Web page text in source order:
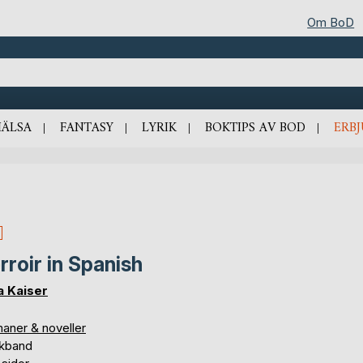
Om BoD
FANTASY LYRIK BOKTIPS AV BOD
in Spanish
Kaiser
& noveller